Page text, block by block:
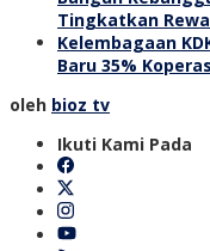
Tingkatkan
Kelembagaan
Baru 35%
oleh bioz tv
Ikuti Kami Pada